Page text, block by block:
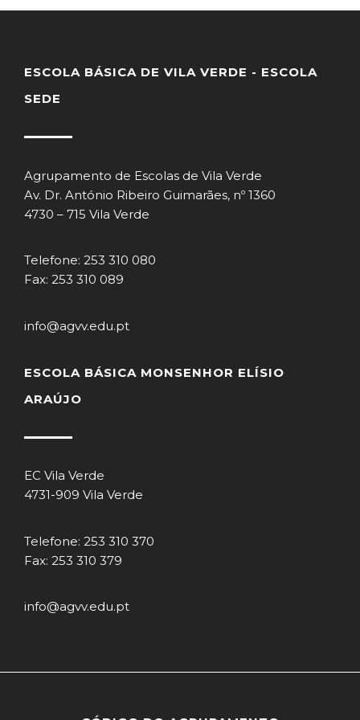
ESCOLA BÁSICA DE VILA VERDE - ESCOLA
SEDE
Agrupamento de Escolas de Vila Verde
Av. Dr. António Ribeiro Guimarães, nº 1360
4730 – 715 Vila Verde
Telefone: 253 310 080
Fax: 253 310 089
info@agvv.edu.pt
ESCOLA BÁSICA MONSENHOR ELÍSIO
ARAÚJO
EC Vila Verde
4731-909 Vila Verde
Telefone: 253 310 370
Fax: 253 310 379
info@agvv.edu.pt